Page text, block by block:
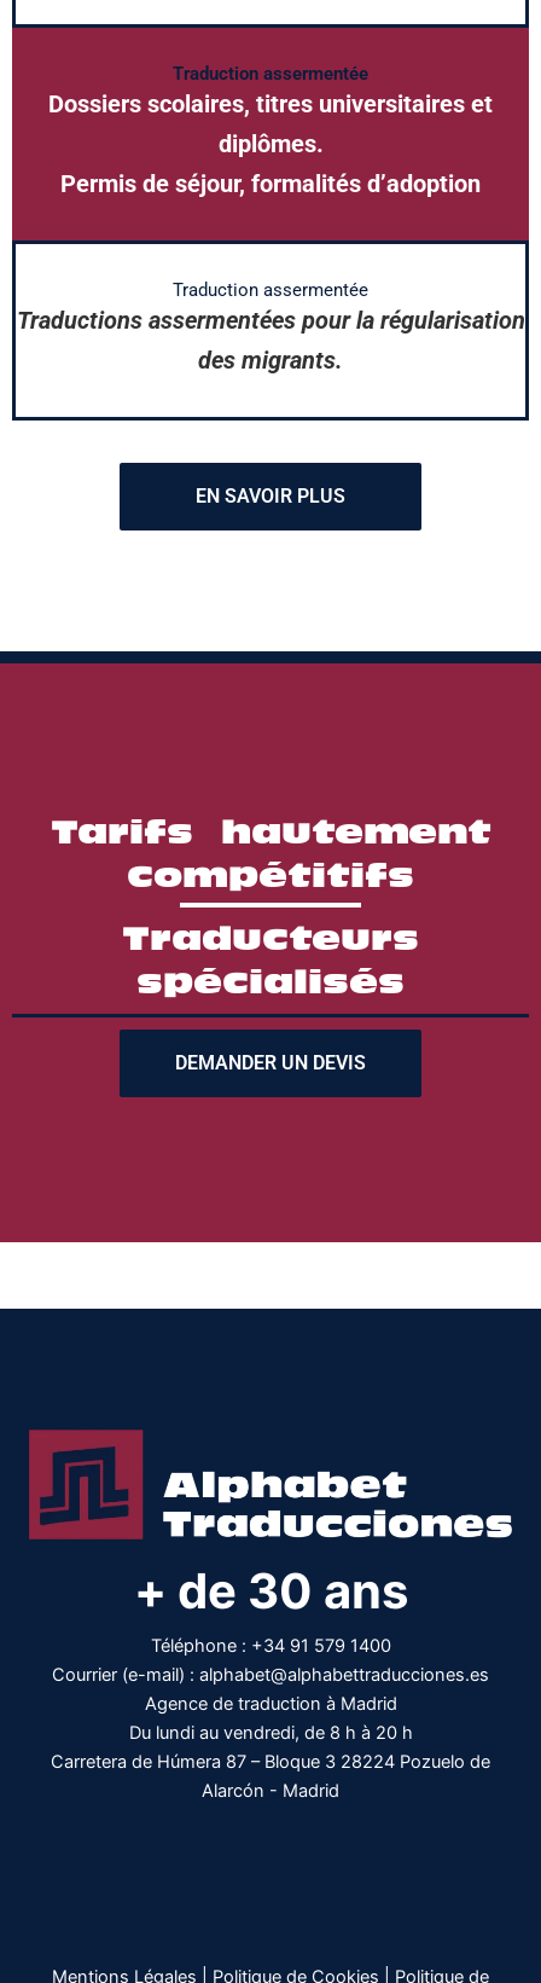
Traduction assermentée
Dossiers scolaires, titres universitaires et
diplômes.
Permis de séjour, formalités d’adoption
Traduction assermentée
Traductions assermentées pour la régularisation
des migrants.
EN SAVOIR PLUS
Tarifs hautement
compétitifs
Traducteurs
spécialisés
DEMANDER UN DEVIS
+ de 30 ans
Téléphone : +34 91 579 1400
Courrier (e-mail) : alphabet@alphabettraducciones.es
Agence de traduction à Madrid
Du lundi au vendredi, de 8 h à 20 h
Carretera de Húmera 87 – Bloque 3 28224 Pozuelo de
Alarcón - Madrid
Mentions Légales Politique de Cookies Politique de